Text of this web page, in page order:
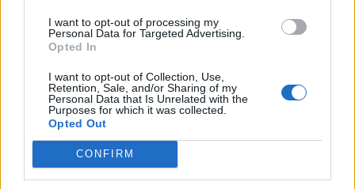
I want to opt-out of processing my
Personal Data for Targeted Advertising.
Opted In
I want to opt-out of Collection, Use,
Retention, Sale, and/or Sharing of my
Personal Data that Is Unrelated with the
Purposes for which it was collected.
Opted Out
CONFIRM